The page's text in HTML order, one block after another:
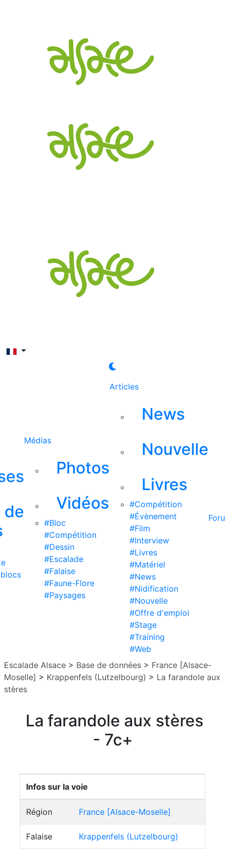
de
Médias
Photos
Vidéos
#Bloc
#Compétition
#Dessin
#Escalade
#Falaise
#Faune-Flore
#Paysages
Articles
News
Nouvelle
Livres
#Compétition
#Évènement
#Film
#Interview
#Livres
#Matériel
#News
#Nidification
#Nouvelle
#Offre d'emploi
#Stage
#Training
#Web
Escalade Alsace > Base de données > France [Alsace-
Moselle] > Krappenfels (Lutzelbourg) > La farandole aux
stères
La farandole aux stères
- 7c+
Infos sur la voie
Région France [Alsace-Moselle]
Falaise Krappenfels (Lutzelbourg)